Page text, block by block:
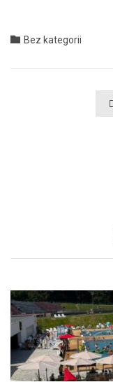
 Category
Bez kategorii